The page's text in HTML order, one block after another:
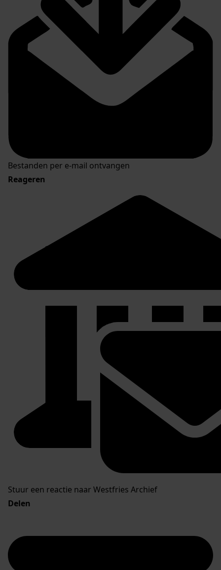
Bestanden per e-mail ontvangen
Reageren
Stuur een reactie naar Westfries Archief
Delen